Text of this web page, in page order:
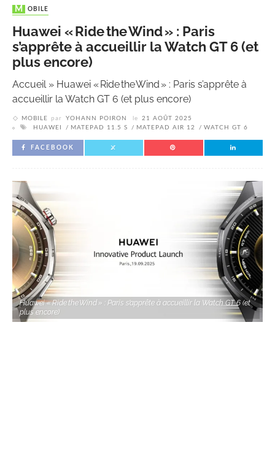
MOBILE
Huawei « Ride the Wind » : Paris
s’apprête à accueillir la Watch GT 6 (et
plus encore)
Accueil» Huawei « Ride the Wind » : Paris s’apprête à
accueillir la Watch GT 6 (et plus encore)
MOBILE par YOHANN POIRON le
21 AOÛT 2025
HUAWEI
MATEPAD 11.5 S MATEPAD AIR 12 WATCH GT 6
FACEBOOK
Huawei « Ride the Wind » : Paris s’apprête à accueillir la Watch GT 6 (et
plus encore)